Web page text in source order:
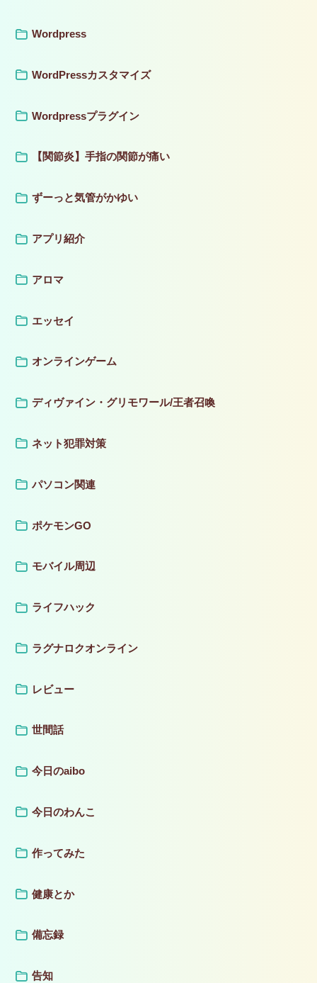
Wordpress
WordPressカスタマイズ
Wordpressプラグイン
【関節炎】手指の関節が痛い
ずーっと気管がかゆい
アプリ紹介
アロマ
エッセイ
オンラインゲーム
ディヴァイン・グリモワール/王者召喚
ネット犯罪対策
パソコン関連
ポケモンGO
モバイル周辺
ライフハック
ラグナロクオンライン
レビュー
世間話
今日のaibo
今日のわんこ
作ってみた
健康とか
備忘録
告知